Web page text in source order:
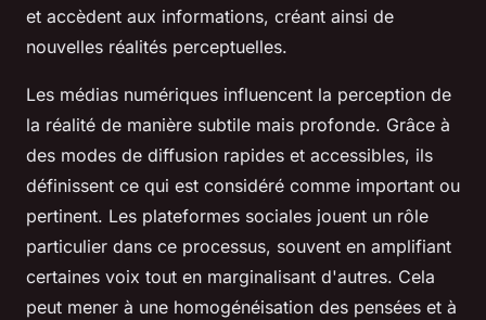
et accèdent aux informations, créant ainsi de
nouvelles réalités perceptuelles.
Les médias numériques influencent la perception de
la réalité de manière subtile mais profonde. Grâce à
des modes de diffusion rapides et accessibles, ils
définissent ce qui est considéré comme important ou
pertinent. Les plateformes sociales jouent un rôle
particulier dans ce processus, souvent en amplifiant
certaines voix tout en marginalisant d'autres. Cela
peut mener à une homogénéisation des pensées et à